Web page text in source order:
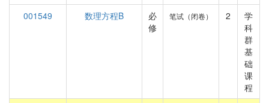
001549
数理方程B
必
修
笔试（闭卷） 2
学
科
群
基
础
课
程